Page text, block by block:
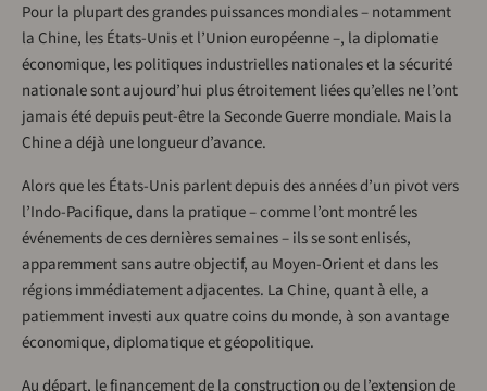
Pour la plupart des grandes puissances mondiales – notamment
la Chine, les États-Unis et l’Union européenne –, la diplomatie
économique, les politiques industrielles nationales et la sécurité
nationale sont aujourd’hui plus étroitement liées qu’elles ne l’ont
jamais été depuis peut-être la Seconde Guerre mondiale. Mais la
Chine a déjà une longueur d’avance.
Alors que les États-Unis parlent depuis des années d’un pivot vers
l’Indo-Pacifique, dans la pratique – comme l’ont montré les
événements de ces dernières semaines – ils se sont enlisés,
apparemment sans autre objectif, au Moyen-Orient et dans les
régions immédiatement adjacentes. La Chine, quant à elle, a
patiemment investi aux quatre coins du monde, à son avantage
économique, diplomatique et géopolitique.
Au départ, le financement de la construction ou de l’extension de